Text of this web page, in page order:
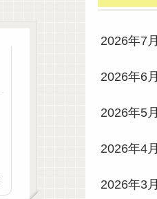
2026年7月
2026年6月
2026年5月
2026年4月
2026年3月